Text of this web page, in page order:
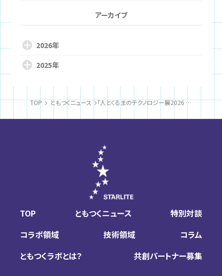
アーカイブ
2026年
2025年
TOP ともつくニュース 「人とくるまのテクノロジー展2026 YOKOHAMA」で、モビリティ開発に向けた提案を行います
TOP ともつくニュース
特別対談
コラボ領域
技術領域
コラム
ともつくラボとは？
共創パートナー募集